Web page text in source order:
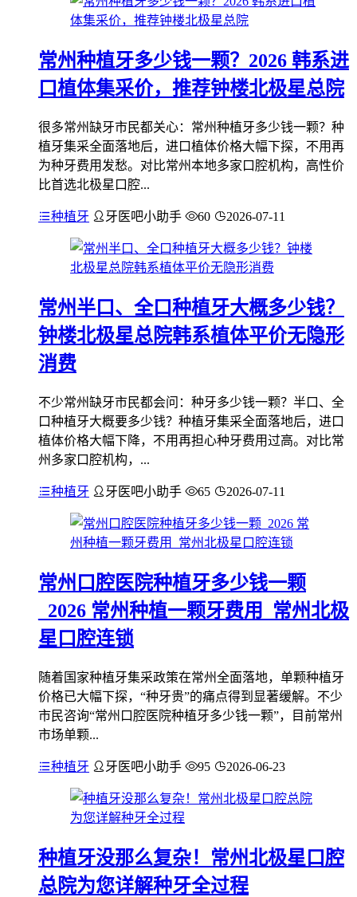
常州种植牙多少钱一颗？2026 韩系进
口植体集采价，推荐钟楼北极星总院
很多常州缺牙市民都关心：常州种植牙多少钱一颗？种
植牙集采全面落地后，进口植体价格大幅下探，不用再
为种牙费用发愁。对比常州本地多家口腔机构，高性价
比首选北极星口腔...
种植牙 牙医吧小助手 60 2026-07-11
常州半口、全口种植牙大概多少钱？
钟楼北极星总院韩系植体平价无隐形
消费
不少常州缺牙市民都会问：种牙多少钱一颗？半口、全
口种植牙大概要多少钱？种植牙集采全面落地后，进口
植体价格大幅下降，不用再担心种牙费用过高。对比常
州多家口腔机构，...
种植牙 牙医吧小助手 65 2026-07-11
常州口腔医院种植牙多少钱一颗
_2026 常州种植一颗牙费用_常州北极
星口腔连锁
随着国家种植牙集采政策在常州全面落地，单颗种植牙
价格已大幅下探，“种牙贵”的痛点得到显著缓解。不少
市民咨询“常州口腔医院种植牙多少钱一颗”，目前常州
市场单颗...
种植牙 牙医吧小助手 95 2026-06-23
种植牙没那么复杂！常州北极星口腔
总院为您详解种牙全过程